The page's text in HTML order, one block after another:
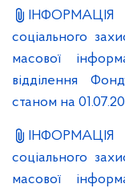
соціального
масової
відділення
станом на
соціального
масової